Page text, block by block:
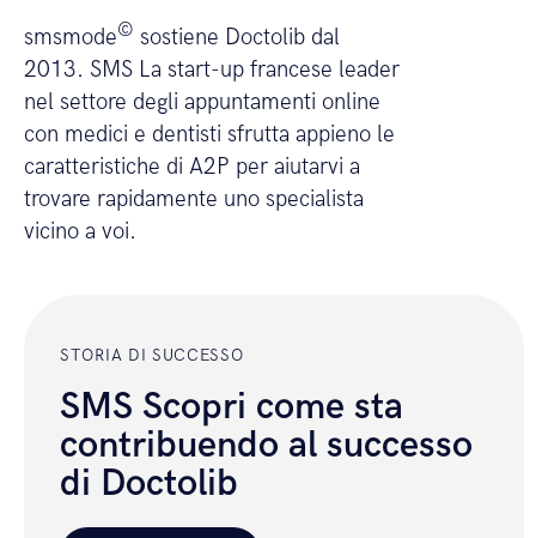
smsmode© sostiene Doctolib dal
2013. SMS La start-up francese leader
nel settore degli appuntamenti online
con medici e dentisti sfrutta appieno le
caratteristiche di A2P per aiutarvi a
trovare rapidamente uno specialista
vicino a voi.
STORIA DI SUCCESSO
SMS Scopri come sta
contribuendo al successo
di Doctolib